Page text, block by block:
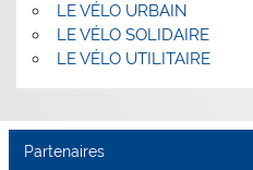
LE VÉLO URBAIN
LE VÉLO SOLIDAIRE
LE VÉLO UTILITAIRE
Partenaires